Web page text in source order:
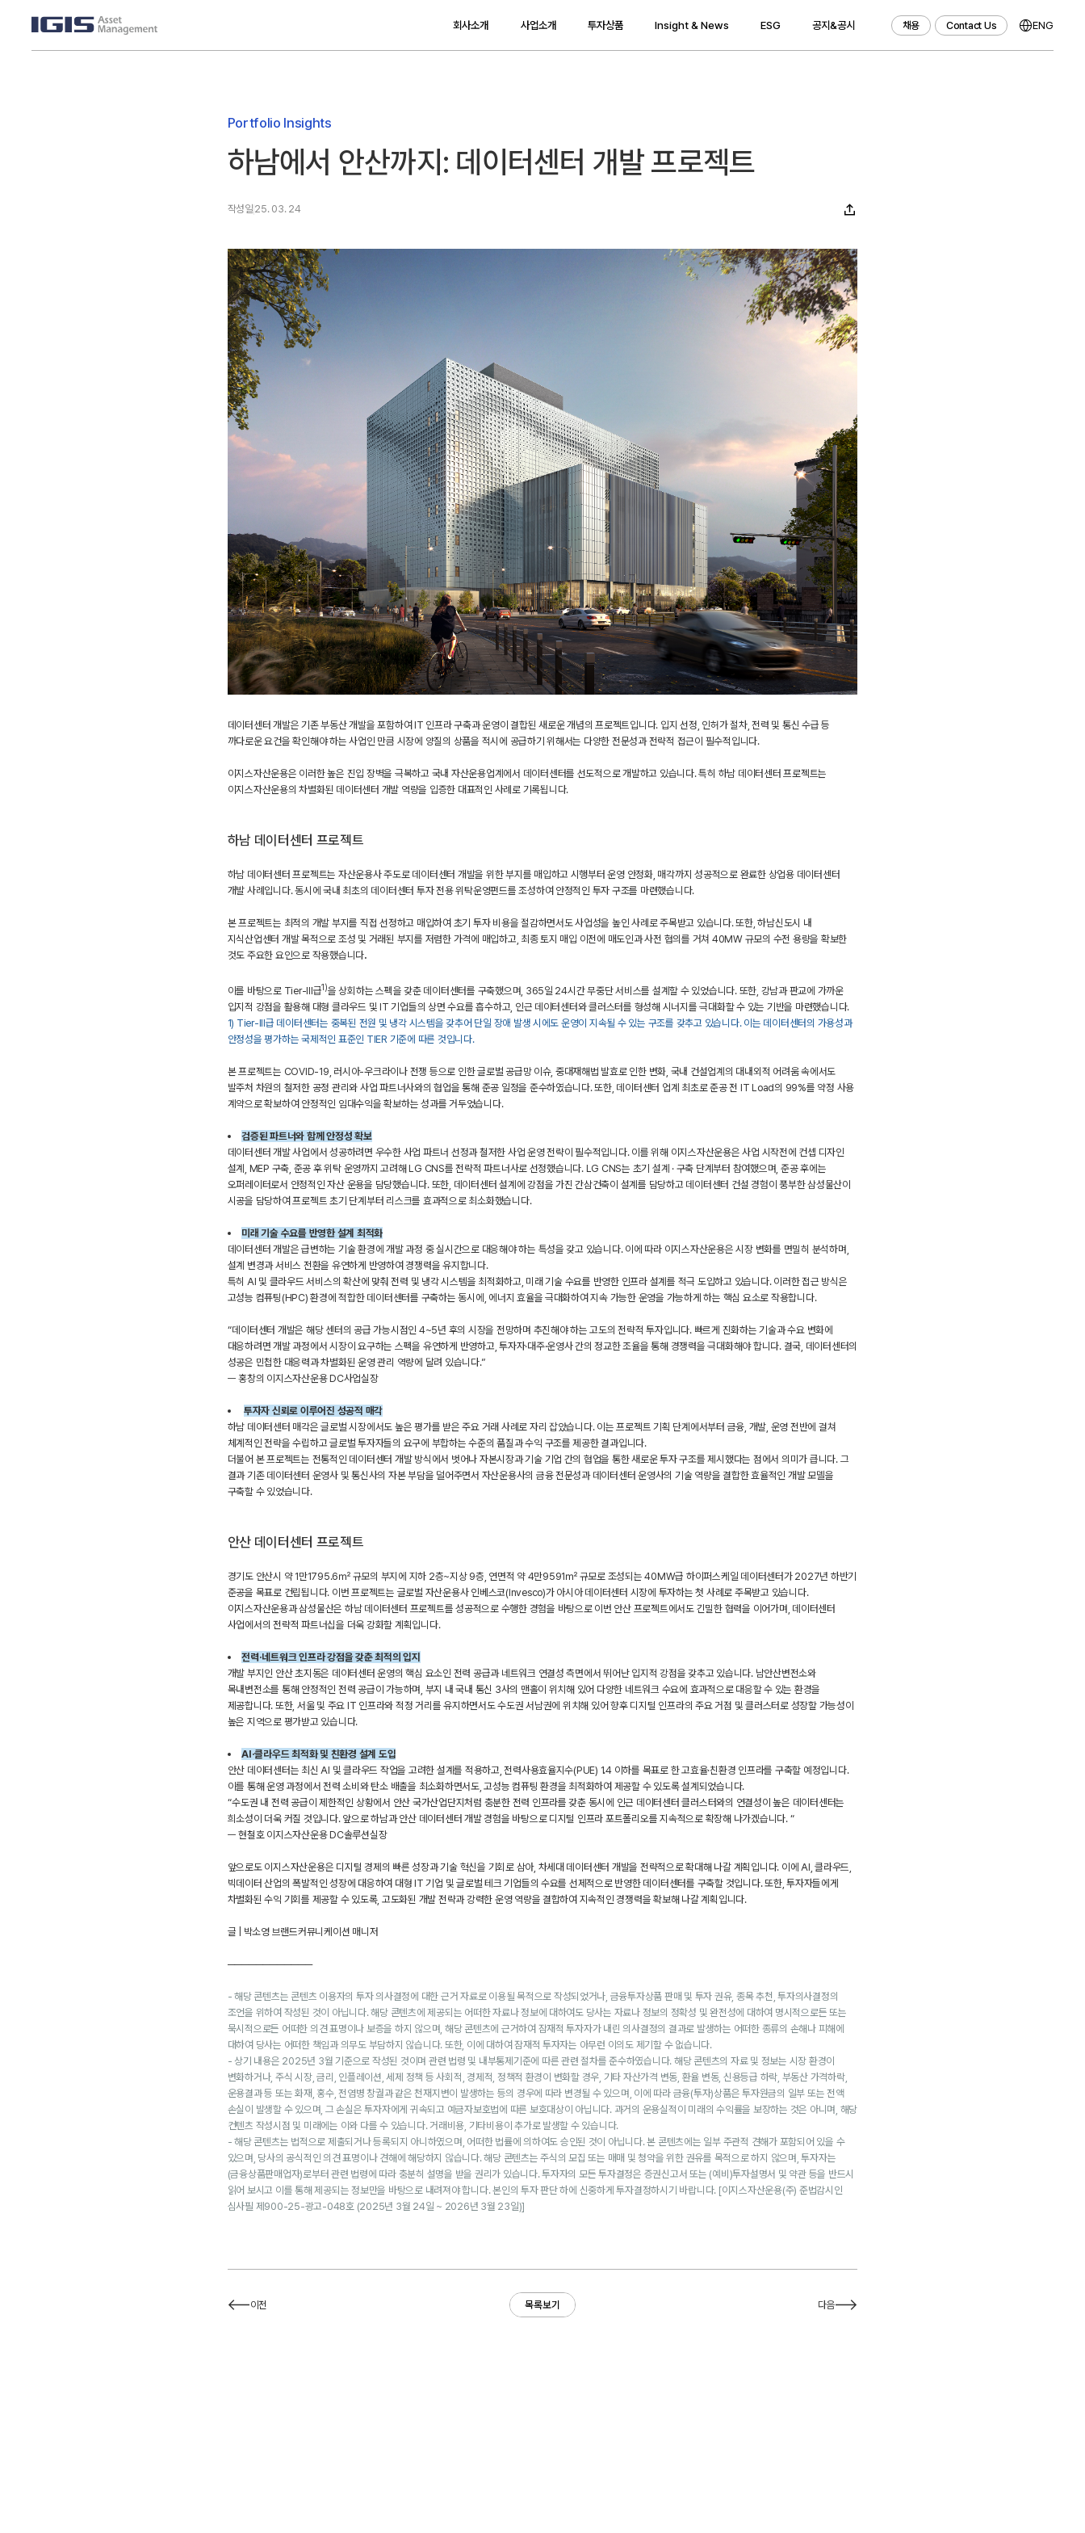
회사소개 사업소개 투자상품 Insight & News ESG 공지&공시 채용
채용 Contact UsContact Us ENG
Portfolio Insights
하남에서 안산까지: 데이터센터 개발 프로젝트
작성일 25. 03. 24
데이터센터 개발은 기존 부동산 개발을 포함하여 IT 인프라 구축과 운영이 결합된 새로운 개념의 프로젝트입니다. 입지 선정, 인허가 절차, 전력 및 통신 수급 등
까다로운 요건을 확인해야 하는 사업인 만큼 시장에 양질의 상품을 적시에 공급하기 위해서는 다양한 전문성과 전략적 접근이 필수적입니다.
이지스자산운용은 이러한 높은 진입 장벽을 극복하고 국내 자산운용업계에서 데이터센터를 선도적으로 개발하고 있습니다. 특히 하남 데이터센터 프로젝트는
이지스자산운용의 차별화된 데이터센터 개발 역량을 입증한 대표적인 사례로 기록됩니다.
하남 데이터센터 프로젝트
하남 데이터센터 프로젝트는 자산운용사 주도로 데이터센터 개발을 위한 부지를 매입하고 시행부터 운영 안정화, 매각까지 성공적으로 완료한 상업용 데이터센터
개발 사례입니다. 동시에 국내 최초의 데이터센터 투자 전용 위탁운영펀드를 조성하여 안정적인 투자 구조를 마련했습니다.
본 프로젝트는 최적의 개발 부지를 직접 선정하고 매입하여 초기 투자 비용을 절감하면서도 사업성을 높인 사례로 주목받고 있습니다. 또한, 하남신도시 내
지식산업센터 개발 목적으로 조성 및 거래된 부지를 저렴한 가격에 매입하고, 최종 토지 매입 이전에 매도인과 사전 협의를 거쳐 40MW 규모의 수전 용량을 확보한
것도 주요한 요인으로 작용했습니다.
이를 바탕으로 Tier-III급1)을 상회하는 스펙을 갖춘 데이터센터를 구축했으며, 365일 24시간 무중단 서비스를 설계할 수 있었습니다. 또한, 강남과 판교에 가까운
입지적 강점을 활용해 대형 클라우드 및 IT 기업들의 상면 수요를 흡수하고, 인근 데이터센터와 클러스터를 형성해 시너지를 극대화할 수 있는 기반을 마련했습니다.
1) Tier-III급 데이터센터는 중복된 전원 및 냉각 시스템을 갖추어 단일 장애 발생 시에도 운영이 지속될 수 있는 구조를 갖추고 있습니다. 이는 데이터센터의 가용성과
안정성을 평가하는 국제적인 표준인 TIER 기준에 따른 것입니다.
본 프로젝트는 COVID-19, 러시아-우크라이나 전쟁 등으로 인한 글로벌 공급망 이슈, 중대재해법 발효로 인한 변화, 국내 건설업계의 대내외적 어려움 속에서도
발주처 차원의 철저한 공정 관리와 사업 파트너사와의 협업을 통해 준공 일정을 준수하였습니다. 또한, 데이터센터 업계 최초로 준공 전 IT Load의 99%를 약정 사용
계약으로 확보하여 안정적인 임대수익을 확보하는 성과를 거두었습니다.
검증된 파트너와 함께 안정성 확보
데이터센터 개발 사업에서 성공하려면 우수한 사업 파트너 선정과 철저한 사업 운영 전략이 필수적입니다. 이를 위해 이지스자산운용은 사업 시작전에 컨셉 디자인
설계, MEP 구축, 준공 후 위탁 운영까지 고려해 LG CNS를 전략적 파트너사로 선정했습니다. LG CNS는 초기 설계 · 구축 단계부터 참여했으며, 준공 후에는
오퍼레이터로서 안정적인 자산 운용을 담당했습니다. 또한, 데이터센터 설계에 강점을 가진 간삼건축이 설계를 담당하고 데이터센터 건설 경험이 풍부한 삼성물산이
시공을 담당하여 프로젝트 초기 단계부터 리스크를 효과적으로 최소화했습니다.
미래 기술 수요를 반영한 설계 최적화
데이터센터 개발은 급변하는 기술 환경에 개발 과정 중 실시간으로 대응해야 하는 특성을 갖고 있습니다. 이에 따라 이지스자산운용은 시장 변화를 면밀히 분석하며,
설계 변경과 서비스 전환을 유연하게 반영하여 경쟁력을 유지합니다.
특히 AI 및 클라우드 서비스의 확산에 맞춰 전력 및 냉각 시스템을 최적화하고, 미래 기술 수요를 반영한 인프라 설계를 적극 도입하고 있습니다. 이러한 접근 방식은
고성능 컴퓨팅(HPC) 환경에 적합한 데이터센터를 구축하는 동시에, 에너지 효율을 극대화하여 지속 가능한 운영을 가능하게 하는 핵심 요소로 작용합니다.
“데이터센터 개발은 해당 센터의 공급 가능시점인 4~5년 후의 시장을 전망하며 추진해야 하는 고도의 전략적 투자입니다. 빠르게 진화하는 기술과 수요 변화에
대응하려면 개발 과정에서 시장이 요구하는 스펙을 유연하게 반영하고, 투자자·대주·운영사 간의 정교한 조율을 통해 경쟁력을 극대화해야 합니다. 결국, 데이터센터의
성공은 민첩한 대응력과 차별화된 운영 관리 역량에 달려 있습니다.”
ㅡ 홍창의 이지스자산운용 DC사업실장
투자자 신뢰로 이루어진 성공적 매각
하남 데이터센터 매각은 글로벌 시장에서도 높은 평가를 받은 주요 거래 사례로 자리 잡았습니다. 이는 프로젝트 기획 단계에서부터 금융, 개발, 운영 전반에 걸쳐
체계적인 전략을 수립하고 글로벌 투자자들의 요구에 부합하는 수준의 품질과 수익 구조를 제공한 결과입니다.
더불어 본 프로젝트는 전통적인 데이터센터 개발 방식에서 벗어나 자본시장과 기술 기업 간의 협업을 통한 새로운 투자 구조를 제시했다는 점에서 의미가 큽니다. 그
결과 기존 데이터센터 운영사 및 통신사의 자본 부담을 덜어주면서 자산운용사의 금융 전문성과 데이터센터 운영사의 기술 역량을 결합한 효율적인 개발 모델을
구축할 수 있었습니다.
안산 데이터센터 프로젝트
경기도 안산시 약 1만1795.6㎡ 규모의 부지에 지하 2층~지상 9층, 연면적 약 4만9591㎡ 규모로 조성되는 40MW급 하이퍼스케일 데이터센터가 2027년 하반기
준공을 목표로 건립됩니다. 이번 프로젝트는 글로벌 자산운용사 인베스코(Invesco)가 아시아 데이터센터 시장에 투자하는 첫 사례로 주목받고 있습니다.
이지스자산운용과 삼성물산은 하남 데이터센터 프로젝트를 성공적으로 수행한 경험을 바탕으로 이번 안산 프로젝트에서도 긴밀한 협력을 이어가며, 데이터센터
사업에서의 전략적 파트너십을 더욱 강화할 계획입니다.
전력·네트워크 인프라 강점을 갖춘 최적의 입지
개발 부지인 안산 초지동은 데이터센터 운영의 핵심 요소인 전력 공급과 네트워크 연결성 측면에서 뛰어난 입지적 강점을 갖추고 있습니다. 남안산변전소와
목내변전소를 통해 안정적인 전력 공급이 가능하며, 부지 내 국내 통신 3사의 맨홀이 위치해 있어 다양한 네트워크 수요에 효과적으로 대응할 수 있는 환경을
제공합니다. 또한, 서울 및 주요 IT 인프라와 적정 거리를 유지하면서도 수도권 서남권에 위치해 있어 향후 디지털 인프라의 주요 거점 및 클러스터로 성장할 가능성이
높은 지역으로 평가받고 있습니다.
AI·클라우드 최적화 및 친환경 설계 도입
안산 데이터센터는 최신 AI 및 클라우드 작업을 고려한 설계를 적용하고, 전력사용효율지수(PUE) 1.4 이하를 목표로 한 고효율·친환경 인프라를 구축할 예정입니다.
이를 통해 운영 과정에서 전력 소비와 탄소 배출을 최소화하면서도, 고성능 컴퓨팅 환경을 최적화하여 제공할 수 있도록 설계되었습니다.
“수도권 내 전력 공급이 제한적인 상황에서 안산 국가산업단지처럼 충분한 전력 인프라를 갖춘 동시에 인근 데이터센터 클러스터와의 연결성이 높은 데이터센터는
희소성이 더욱 커질 것입니다. 앞으로 하남과 안산 데이터센터 개발 경험을 바탕으로 디지털 인프라 포트폴리오를 지속적으로 확장해 나가겠습니다. “
ㅡ 현철호 이지스자산운용 DC솔루션실장
앞으로도 이지스자산운용은 디지털 경제의 빠른 성장과 기술 혁신을 기회로 삼아, 차세대 데이터센터 개발을 전략적으로 확대해 나갈 계획입니다. 이에 AI, 클라우드,
빅데이터 산업의 폭발적인 성장에 대응하여 대형 IT 기업 및 글로벌 테크 기업들의 수요를 선제적으로 반영한 데이터센터를 구축할 것입니다. 또한, 투자자들에게
차별화된 수익 기회를 제공할 수 있도록, 고도화된 개발 전략과 강력한 운영 역량을 결합하여 지속적인 경쟁력을 확보해 나갈 계획입니다.
글 | 박소영 브랜드커뮤니케이션 매니저
────────────
-해당 콘텐츠는 콘텐츠 이용자의 투자 의사결정에 대한 근거 자료로 이용될 목적으로 작성되었거나, 금융투자상품 판매 및 투자 권유, 종목 추천, 투자의사결정의
조언을 위하여 작성된 것이 아닙니다. 해당 콘텐츠에 제공되는 어떠한 자료나 정보에 대하여도 당사는 자료나 정보의 정확성 및 완전성에 대하여 명시적으로든 또는
묵시적으로든 어떠한 의견 표명이나 보증을 하지 않으며, 해당 콘텐츠에 근거하여 잠재적 투자자가 내린 의사결정의 결과로 발생하는 어떠한 종류의 손해나 피해에
대하여 당사는 어떠한 책임과 의무도 부담하지 않습니다. 또한, 이에 대하여 잠재적 투자자는 아무런 이의도 제기할 수 없습니다.
- 상기 내용은 2025년 3월 기준으로 작성된 것이며 관련 법령 및 내부통제기준에 따른 관련 절차를 준수하였습니다. 해당 콘텐츠의 자료 및 정보는 시장 환경이
변화하거나, 주식 시장, 금리, 인플레이션, 세제 정책 등 사회적, 경제적, 정책적 환경이 변화할 경우, 기타 자산가격 변동, 환율 변동, 신용등급 하락, 부동산 가격하락,
운용결과 등 또는 화재, 홍수, 전염병 창궐과 같은 천재지변이 발생하는 등의 경우에 따라 변경될 수 있으며, 이에 따라 금융(투자)상품은 투자원금의 일부 또는 전액
손실이 발생할 수 있으며, 그 손실은 투자자에게 귀속되고 예금자보호법에 따른 보호대상이 아닙니다. 과거의 운용실적이 미래의 수익률을 보장하는 것은 아니며, 해당
컨텐츠 작성시점 및 미래에는 이와 다를 수 있습니다. 거래비용, 기타비용이 추가로 발생할 수 있습니다.
-해당 콘텐츠는 법적으로 제출되거나 등록되지 아니하였으며, 어떠한 법률에 의하여도 승인된 것이 아닙니다. 본 콘텐츠에는 일부 주관적 견해가 포함되어 있을 수
있으며, 당사의 공식적인 의견 표명이나 견해에 해당하지 않습니다. 해당 콘텐츠는 주식의 모집 또는 매매 및 청약을 위한 권유를 목적으로 하지 않으며, 투자자는
(금융상품판매업자)로부터 관련 법령에 따라 충분히 설명을 받을 권리가 있습니다. 투자자의 모든 투자결정은 증권신고서 또는 (예비)투자설명서 및 약관 등을 반드시
읽어 보시고 이를 통해 제공되는 정보만을 바탕으로 내려져야 합니다. 본인의 투자 판단 하에 신중하게 투자결정하시기 바랍니다. [이지스자산운용(주) 준법감시인
심사필 제900-25-광고-048호 (2025년 3월 24일 ~ 2026년 3월 23일)]
이전 목록보기목록보기 다음